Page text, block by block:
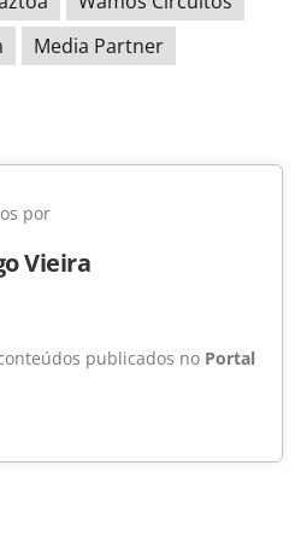
Media Partner
por
Vieira
publicados no Portal